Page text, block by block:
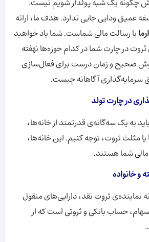
چگونه یک شبه پولدار شویم نیست.
عمیق ودایی جایی ندارد. هدف ما، ارائه
یا رسالت مالی شماست. شما یاد خواهید
در چارت شما در کدام حوزه‌ها نهفته
صحیح و زمان درست برای فعال‌سازی
سرمایه‌گذاری آگاهانه چیست.
در چارت تولد
به یک سه‌گانه‌ی قدرتمند از خانه‌ها،
یا مثلث ثروت، توجه کنیم. این خانه‌ها،
شما هستند.
و خانواده
نماینده‌ی ثروت نقد، دارایی‌های منقول
حساب بانکی و ثروتی است که از